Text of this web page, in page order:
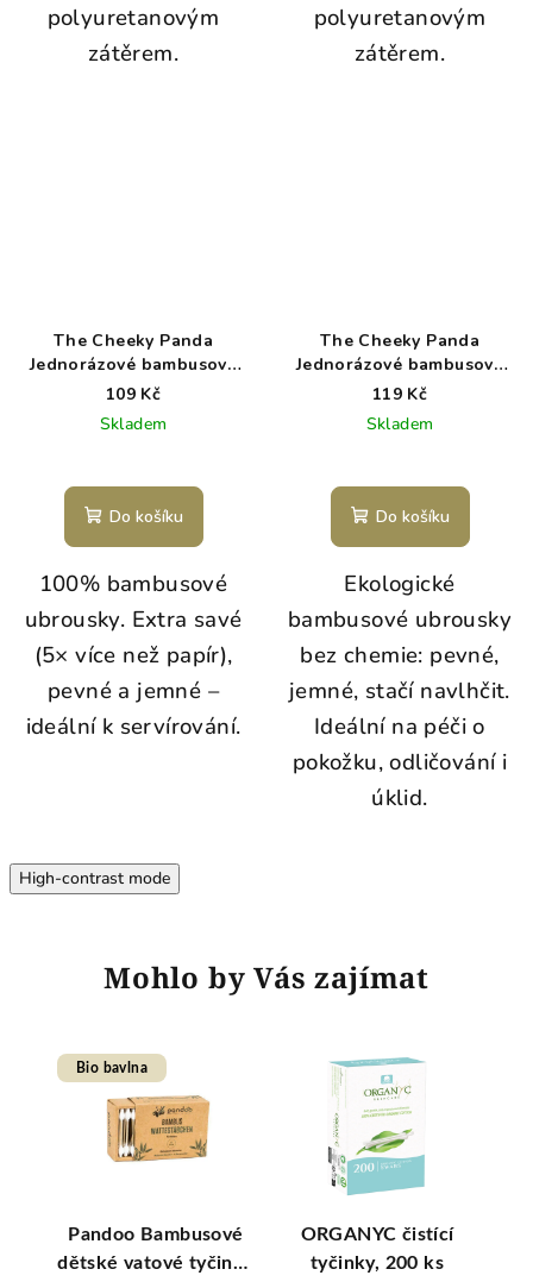
polyuretanovým
zátěrem.
polyuretanovým
zátěrem.
The Cheeky Panda
Jednorázové bambusové
koktejlové skládané
balení 100 ks
109 Kč
Skladem
Do košíku
100% bambusové
ubrousky. Extra savé
(5× více než papír),
pevné a jemné –
ideální k servírování.
The Cheeky Panda
Jednorázové bambusové
multifunkční suché
119 Kč
Skladem
Do košíku
Ekologické
bambusové ubrousky
bez chemie: pevné,
jemné, stačí navlhčit.
Ideální na péči o
pokožku, odličování i
úklid.
High-contrast mode
Mohlo by Vás zajímat
Bio bavlna
Pandoo Bambusové
dětské vatové tyčinky
ORGANYC čistící
tyčinky, 200 ks